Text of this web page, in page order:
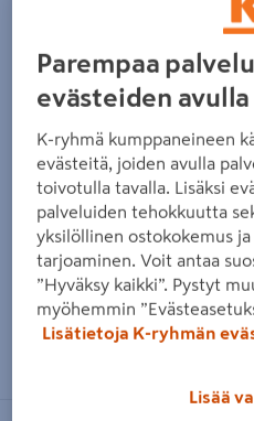
Zoomaa kuvaa
Parempaa
evästeiden avulla
K-ryhmä kumppaneineen
evästeitä, joiden avulla
toivotulla tavalla. Lisäksi
palveluiden tehokkuutta
yksilöllinen ostokokemus
tarjoaminen. Voit antaa
”Hyväksy kaikki”. Pystyt
myöhemmin
Lisätietoja K-ryhmän
Lisää